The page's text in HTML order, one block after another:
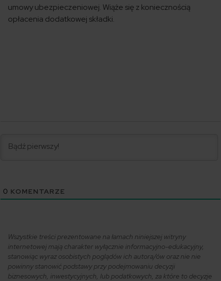
umowy ubezpieczeniowej. Wiąże się z koniecznością
opłacenia dodatkowej składki.
0 KOMENTARZE
Wszystkie treści prezentowane na łamach niniejszej witryny
internetowej mają charakter wyłącznie informacyjno-edukacyjny,
stanowiąc wyraz osobistych poglądów ich autora/ów oraz nie nie
powinny stanowić podstawy przy podejmowaniu decyzji
biznesowych, inwestycyjnych, lub podatkowych, za które to decyzje